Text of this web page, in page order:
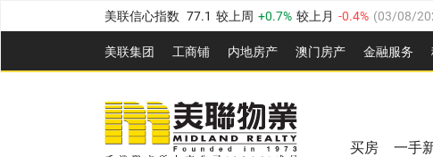
美联信心指数 77.1 较上周 0.7% 较上月 -0.4% (03/08/
全港指数 149.1 较上周 0% 较上月 0.4% ( 03/08/2026
港岛指数 157.4 较上周 -0.3% 较上月 -0.8% (03/08/2026)
九龙指数 156.4 较上周 -0.1% 较上月
新界指数 134.8 较上周 0.1% 较上月 03/08/2026
美联集团 工商铺 内地房产 澳⻔房产 金融服务
全港指数 149.1 较上周 0% 较上月
买房 一手